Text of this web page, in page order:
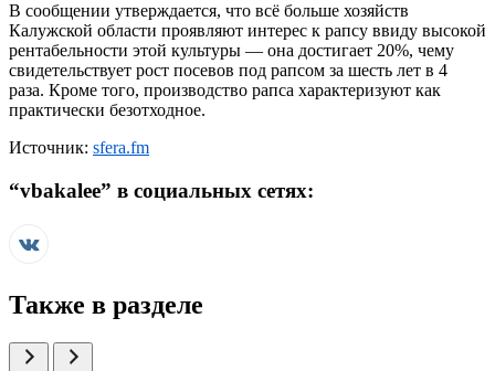
В сообщении утверждается, что всё больше хозяйств
Калужской области проявляют интерес к рапсу ввиду высокой
рентабельности этой культуры — она достигает 20%, чему
свидетельствует рост посевов под рапсом за шесть лет в 4
раза. Кроме того, производство рапса характеризуют как
практически безотходное.
Источник: sfera.fm
“vbakalee” в социальных сетях:
Также в разделе